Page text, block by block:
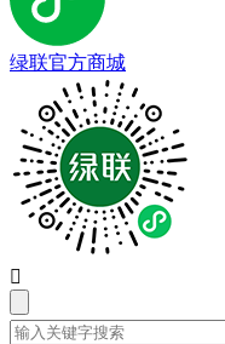
绿联官方商城
